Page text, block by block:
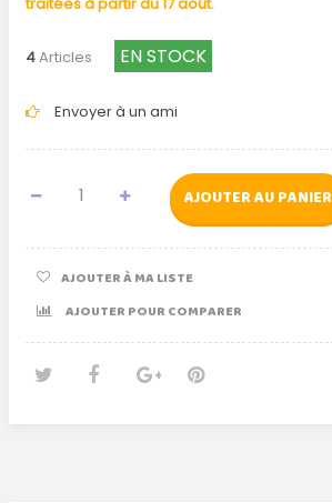
4Articles EN STOCK
Envoyer à un ami
AJOUTER AU PANIER
AJOUTER À MA LISTE
AJOUTER POUR COMPARER